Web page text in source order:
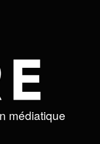
médiatique